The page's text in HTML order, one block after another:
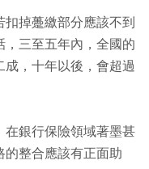
掉躉繳部分應該不到
三至五年內，全國的
，十年以後，會超過
在銀行保險領域著墨甚
整合應該有正面助